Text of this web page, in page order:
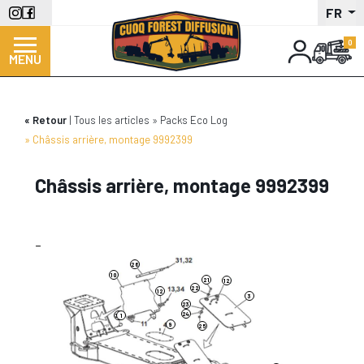
Aller
au
contenu
principal
FR
MENU
Retour Tous les articles
Packs Eco Log
Châssis arrière, montage 9992399
Châssis arrière, montage 9992399
24
12
12
3
25
30
21
26
1
23
22
10
9